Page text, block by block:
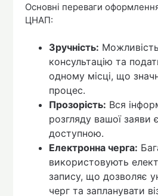
Основні переваги
ЦНАП:
Зручність:
консультацію та
одному місці, що
процес.
Прозорість: Вся
розгляду вашої заяви
доступною.
Електронна черга:
використовують
запису, що дозволяє
черг та запланувати